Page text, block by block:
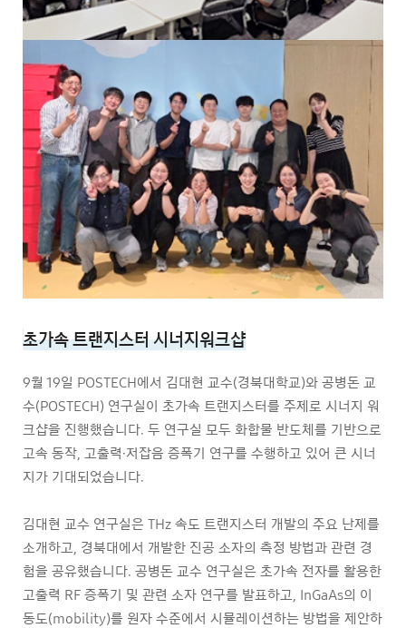
초가속 트랜지스터 시너지워크샵
9월 19일 POSTECH에서 김대현 교수(경북대학교)와 공병돈 교
수(POSTECH) 연구실이 초가속 트랜지스터를 주제로 시너지 워
크샵을 진행했습니다. 두 연구실 모두 화합물 반도체를 기반으로
고속 동작, 고출력·저잡음 증폭기 연구를 수행하고 있어 큰 시너
지가 기대되었습니다.
김대현 교수 연구실은 THz 속도 트랜지스터 개발의 주요 난제를
소개하고, 경북대에서 개발한 진공 소자의 측정 방법과 관련 경
험을 공유했습니다. 공병돈 교수 연구실은 초가속 전자를 활용한
고출력 RF 증폭기 및 관련 소자 연구를 발표하고, InGaAs의 이
동도(mobility)를 원자 수준에서 시뮬레이션하는 방법을 제안하